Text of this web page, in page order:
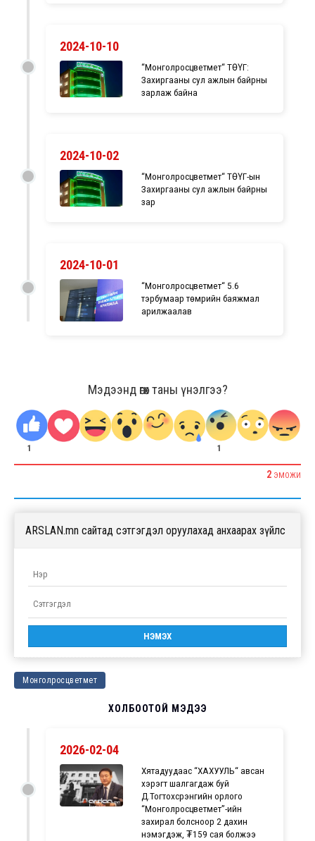
2024-10-10
“Монголросцветмет“ ТӨҮГ:
Захиргааны сул ажлын байрны
зарлаж байна
2024-10-02
“Монголросцветмет“ ТӨҮГ-ын
Захиргааны сул ажлын байрны
зар
2024-10-01
“Монголросцветмет“ 5.6
тэрбумаар төмрийн баяжмал
арилжаалав
Мэдээнд өгөх таны үнэлгээ?
1 1
2 ЭМОЖИ
ARSLAN.mn сайтад сэтгэгдэл оруулахад анхаарах зүйлс
Монголросцветмет
ХОЛБООТОЙ МЭДЭЭ
2026-02-04
Хятадуудаас “ХАХУУЛЬ“ авсан
хэрэгт шалгагдаж буй
Д.Тогтохсүрэнгийн орлого
“Монголросцветмет”-ийн
захирал болсноор 2 дахин
нэмэгдэж, ₮159 сая болжээ